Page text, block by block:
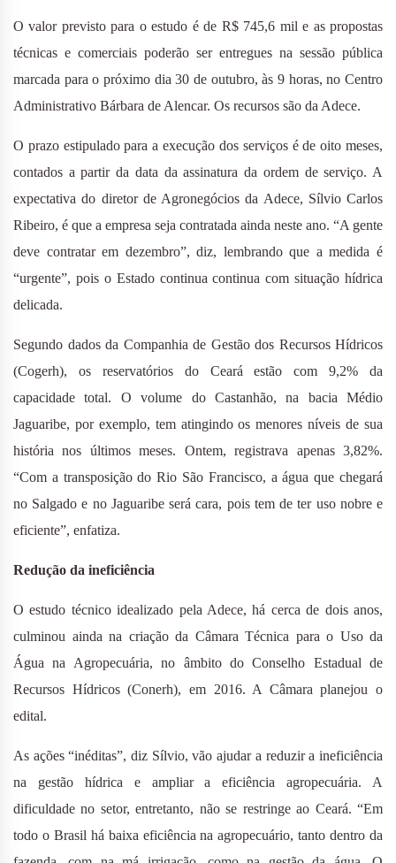
O valor previsto para o estudo é de R$ 745,6 mil e as propostas
técnicas e comerciais poderão ser entregues na sessão pública
marcada para o próximo dia 30 de outubro, às 9 horas, no Centro
Administrativo Bárbara de Alencar. Os recursos são da Adece.
O prazo estipulado para a execução dos serviços é de oito meses,
contados a partir da data da assinatura da ordem de serviço. A
expectativa do diretor de Agronegócios da Adece, Sílvio Carlos
Ribeiro, é que a empresa seja contratada ainda neste ano. “A gente
deve contratar em dezembro”, diz, lembrando que a medida é
“urgente”, pois o Estado continua continua com situação hídrica
delicada.
Segundo dados da Companhia de Gestão dos Recursos Hídricos
(Cogerh), os reservatórios do Ceará estão com 9,2% da
capacidade total. O volume do Castanhão, na bacia Médio
Jaguaribe, por exemplo, tem atingindo os menores níveis de sua
história nos últimos meses. Ontem, registrava apenas 3,82%.
“Com a transposição do Rio São Francisco, a água que chegará
no Salgado e no Jaguaribe será cara, pois tem de ter uso nobre e
eficiente”, enfatiza.
Redução da ineficiência
O estudo técnico idealizado pela Adece, há cerca de dois anos,
culminou ainda na criação da Câmara Técnica para o Uso da
Água na Agropecuária, no âmbito do Conselho Estadual de
Recursos Hídricos (Conerh), em 2016. A Câmara planejou o
edital.
As ações “inéditas”, diz Sílvio, vão ajudar a reduzir a ineficiência
na gestão hídrica e ampliar a eficiência agropecuária. A
dificuldade no setor, entretanto, não se restringe ao Ceará. “Em
todo o Brasil há baixa eficiência na agropecuário, tanto dentro da